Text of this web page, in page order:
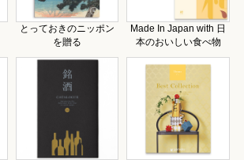
とっておきのニッポン
を贈る
Made In Japan with 日
本のおいしい食べ物